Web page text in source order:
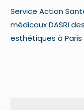
Service Action
médicaux DASRI
esthétiques à Paris